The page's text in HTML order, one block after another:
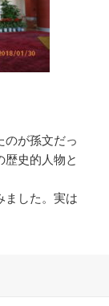
のが孫文だっ
史的人物と
ました。実は